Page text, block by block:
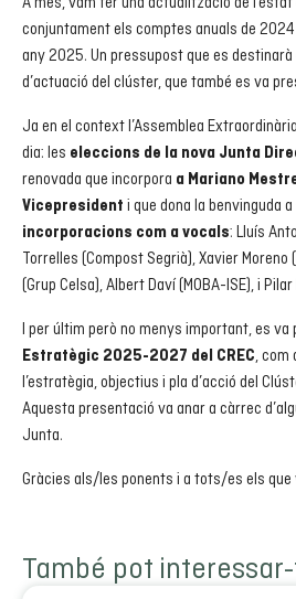
conjuntament els comptes anuals de
any 2025. Un pressupost que es destinarà
d’actuació del clúster, que també es va
Ja en el context l’Assemblea
dia: les eleccions de la nova Junta
renovada que incorpora a Mariano
Vicepresident i que dona la benvinguda
incorporacions com a vocals: Lluís
Torrelles (Compost Segrià), Xavier Moreno
(Grup Celsa), Albert Daví (MOBA-ISE), i
I per últim però no menys important, es va
Estratègic 2025-2027 del CREC, com
l’estratègia, objectius i pla d’acció del
Aquesta presentació va anar a càrrec
Junta.
Gràcies als/les ponents i a tots/es els que
També pot